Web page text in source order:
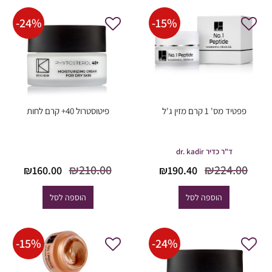
-15%
פפטיד מס' 1 קרם מזין ג'ל
ד"ר כדיר dr. kadir
₪224.00
המחיר
היה:
₪224.00.
₪190.40
הוספה לסל
-24%
פיטוסטרול 40+ קרם לחות
₪210.00
המחיר
היה:
₪210.00.
₪160.00
הוספה לסל
-24%
-15%